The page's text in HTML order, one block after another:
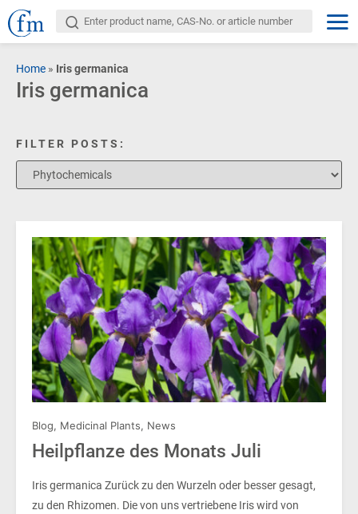
Home » Iris germanica
Iris germanica
FILTER POSTS:
Blog, Medicinal Plants, News
Heilpflanze des Monats Juli
Iris germanica Zurück zu den Wurzeln oder besser gesagt,
zu den Rhizomen. Die von uns vertriebene Iris wird von